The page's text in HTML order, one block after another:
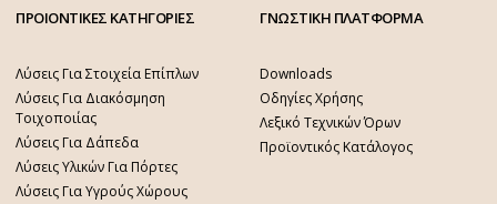
ΠΡΟΙΟΝΤΙΚΕΣ ΚΑΤΗΓΟΡΙΕΣ
Λύσεις Για Στοιχεία Επίπλων
Λύσεις Για Διακόσμηση
Τοιχοποιίας
Λύσεις Για Δάπεδα
Λύσεις Υλικών Για Πόρτες
Λύσεις Για Υγρούς Χώρους
ΓΝΩΣΤΙΚΗ ΠΛΑΤΦΟΡΜΑ
Downloads
Οδηγίες Χρήσης
Λεξικό Τεχνικών Όρων
Προϊοντικός Κατάλογος